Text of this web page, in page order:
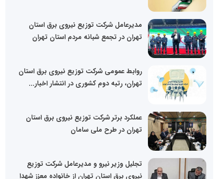
مدیرعامل شرکت توزیع نیروی برق استان
تهران در تجمع شبانه مردم استان تهران
روابط عمومی شرکت توزیع نیروی برق استان
تهران، رتبه دوم کشوری در انتشار اخبار...
عملکرد برتر شرکت توزیع نیروی برق استان
تهران در طرح ملی سامان
تجلیل وزیر نیرو و مدیرعامل شرکت توزیع
نیروی برق استان تهران از خانواده معزز شهدا